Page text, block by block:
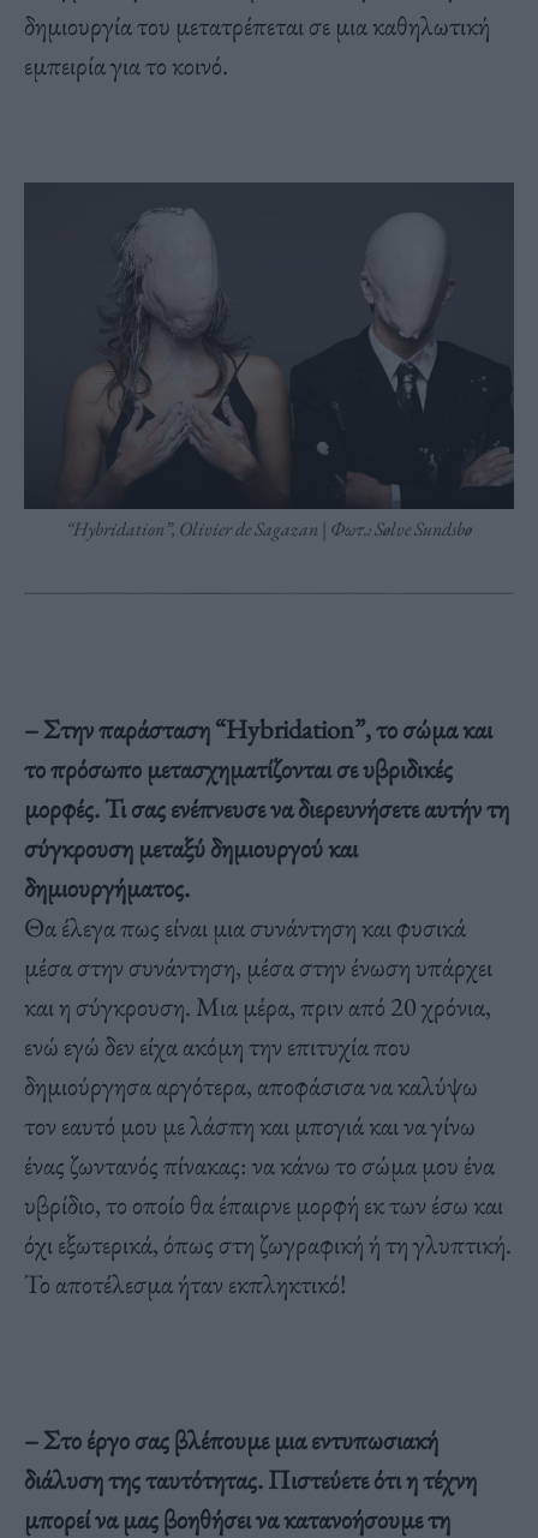
δημιουργία του μετατρέπεται σε μια καθηλωτική
εμπειρία για το κοινό.
“Hybridation”, Olivier de Sagazan | Φωτ.: Sølve Sundsbø
– Στην παράσταση “Hybridation”, το σώμα και
το πρόσωπο μετασχηματίζονται σε υβριδικές
μορφές. Τι σας ενέπνευσε να διερευνήσετε αυτήν τη
σύγκρουση μεταξύ δημιουργού και
δημιουργήματος.
Θα έλεγα πως είναι μια συνάντηση και φυσικά
μέσα στην συνάντηση, μέσα στην ένωση υπάρχει
και η σύγκρουση. Μια μέρα, πριν από 20 χρόνια,
ενώ εγώ δεν είχα ακόμη την επιτυχία που
δημιούργησα αργότερα, αποφάσισα να καλύψω
τον εαυτό μου με λάσπη και μπογιά και να γίνω
ένας ζωντανός πίνακας: να κάνω το σώμα μου ένα
υβρίδιο, το οποίο θα έπαιρνε μορφή εκ των έσω και
όχι εξωτερικά, όπως στη ζωγραφική ή τη γλυπτική.
Το αποτέλεσμα ήταν εκπληκτικό!
– Στο έργο σας βλέπουμε μια εντυπωσιακή
διάλυση της ταυτότητας. Πιστεύετε ότι η τέχνη
μπορεί να μας βοηθήσει να κατανοήσουμε τη